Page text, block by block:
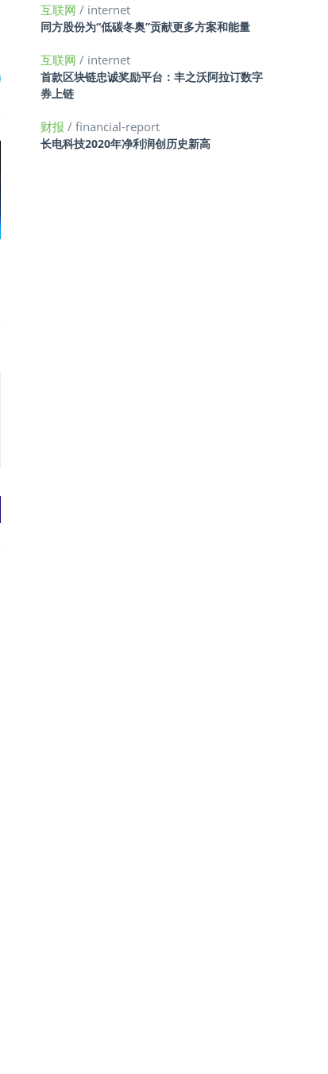
互联网 / internet
同方股份为“低碳冬奥”贡献更多方案和能量
互联网 / internet
首款区块链忠诚奖励平台：丰之沃阿拉订数字
券上链
财报 / financial-report
长电科技2020年净利润创历史新高